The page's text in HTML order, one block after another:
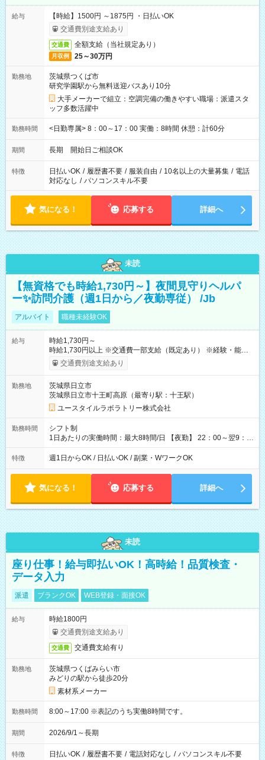
給与
【時給】1500円 ～1875円 ・日払いOK
交通費別途支給あり
交通費 全額支給（当社規定あり）
月収例 25～30万円
勤務地
茨城県つくば市
研究学園駅から無料送迎バスあり10分
大手メーカーで組立：空調完備の働きやすい職場：派遣スタ
ッフ多数活躍中
勤務時間 <日勤専属> 8：00～17：00 実働：8時間 休憩：計60分
期間 長期 開始日ご相談OK
特徴 日払いOK / 履歴書不要 / 服装自由 / 10名以上の大量募集 / 電話
対応なし / パソコンスキル不要
気になる！ 応募する 詳細へ
未読
【無資格でも時給1,730円～】夜間見守りヘルパ
ー✨訪問介護（週1日から／夜勤専従） /Jb
アルバイト 職種未経験OK
給与
時給1,730円～
時給1,730円以上 ※交通費一部支給（既定あり） ※経験・能力を
考慮して決定します 【収入例】 週1回勤務の場合：1,730円×8時
間×4回=5万5,360円 週3回勤務の場合：1,730円×8時間×12回
月 ※ 雇用形態と給与に、本採用時と異なる部分があります。 雇
用形態：本採用時と同じです。 給与：時給 1,510円以上
交通費別途支給あり
勤務地
茨城県日立市
茨城県日立市十王町高原（最寄り駅：十王駅）
ユースタイルラボラトリー株式会社
勤務時間
シフト制
1日あたりの実働時間：最大8時間/日 【夜勤】 22：00～翌9：
00 ※週1日～OK ／ 夜勤専従 ＊＊ 勤務時間例 ＊＊ ■22時か
ら翌7時 ■23時から翌8時 ■24時から翌9時 など ※上記の時間
ます。 ※曜日固定（毎週同じ曜日での勤務となります）
特徴 週1日からOK / 日払いOK / 副業・WワークOK
気になる！ 応募する 詳細へ
未読
座り仕事！給与即払いOK！高時給！品質検査・
データ入力
派遣 ブランクOK WEB登録・面接OK
給与
時給1800円
交通費別途支給あり
交通費 交通費支給有り
勤務地
茨城県つくばみらい市
みどりの駅から徒歩20分
素材系メーカー
勤務時間 8:00～17:00 ※表記のうち実働8時間です。
期間 2026/9/1～長期
特徴 日払いOK / 履歴書不要 / 電話対応なし / パソコンスキル不要